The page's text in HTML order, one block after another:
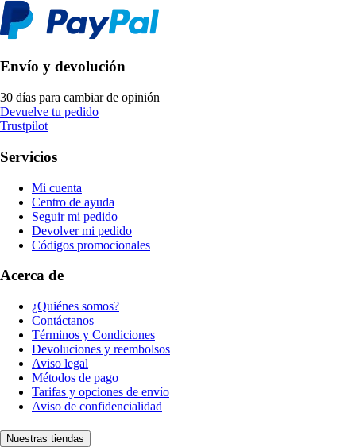
Envío y devolución
30 días para cambiar de opinión
Devuelve tu pedido
Trustpilot
Servicios
Mi cuenta
Centro de ayuda
Seguir mi pedido
Devolver mi pedido
Códigos promocionales
Acerca de
¿Quiénes somos?
Contáctanos
Términos y Condiciones
Devoluciones y reembolsos
Aviso legal
Métodos de pago
Tarifas y opciones de envío
Aviso de confidencialidad
Nuestras tiendas